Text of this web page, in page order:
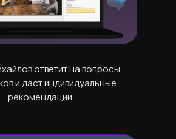
ответит на вопросы
и даст индивидуальные
рекомендации
поддержки, наши
ответят на все